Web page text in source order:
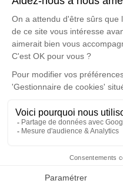
Faire-part
d'expression dédié à
Pierre CHAMPAGNOL.
Un service de plantation
disponible ici.
Cérémonie civile
Crématorium de
3 Boulevard Lesire
89300 Joigny